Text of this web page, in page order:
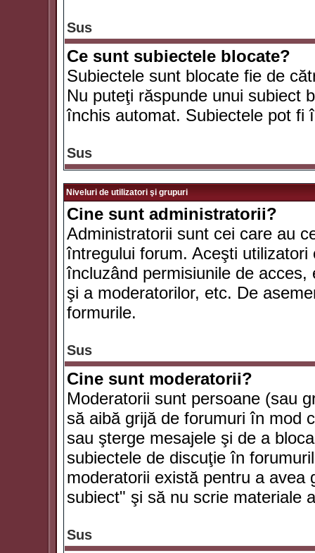
Sus
Ce sunt subiectele blocate?
Subiectele sunt blocate fie de
Nu puteţi răspunde unui subiect
închis automat. Subiectele pot fi
Sus
Niveluri de utilizatori şi grupuri
Cine sunt administratorii?
Administratorii sunt cei care au
întregului forum. Aceşti
încluzând permisiunile de
şi a moderatorilor, etc. De
formurile.
Sus
Cine sunt moderatorii?
Moderatorii sunt persoane (sau
să aibă grijă de forumuri în mod
sau şterge mesajele şi de a
subiectele de discuţie în
moderatorii există pentru a avea
subiect" şi să nu scrie materiale
Sus